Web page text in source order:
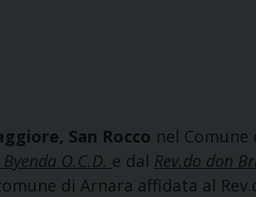
San Rocco nel
O.C.D. e dal Rev.do don
di Arnara affidata al